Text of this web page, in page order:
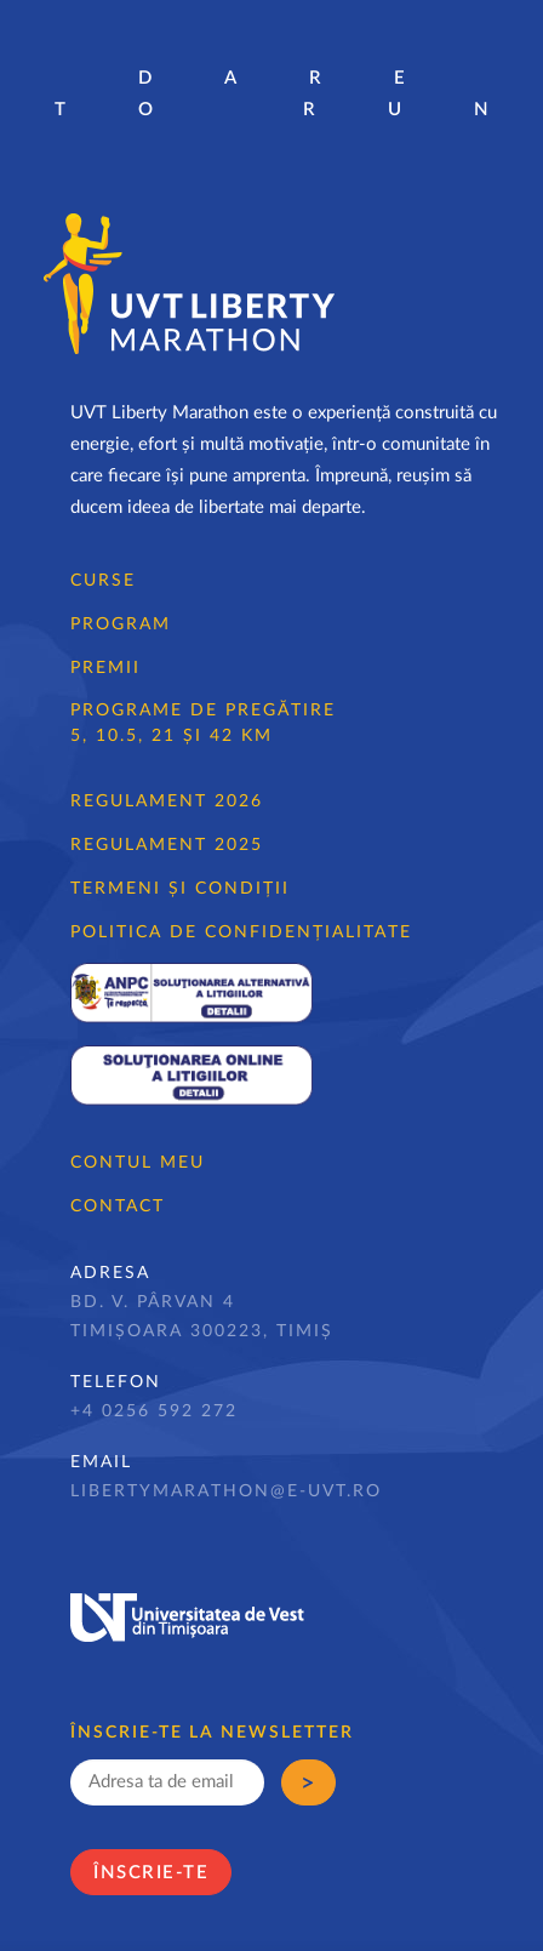
DARE
TO
UVT Liberty Marathon este o experiență construită cu
energie, efort și multă motivație, într-o comunitate în
care fiecare își pune amprenta. Împreună, reușim să
ducem ideea de libertate mai departe.
CURSE
PROGRAM
PREMII
PROGRAME DE PREGĂTIRE
5, 10.5, 21 ȘI 42 KM
REGULAMENT 2026
REGULAMENT 2025
TERMENI ȘI CONDIȚII
POLITICA DE CONFIDENȚIALITATE
CONTUL MEU
CONTACT
ADRESA
BD. V. PÂRVAN 4
TIMIȘOARA 300223, TIMIȘ
TELEFON
+4 0256 592 272
EMAIL
LIBERTYMARATHON@E-UVT.RO
ÎNSCRIE-TE LA NEWSLETTER
ÎNSCRIE-TE